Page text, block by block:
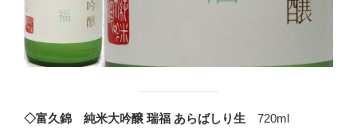
◇富久錦 純米大吟醸 瑞福 あらばしり生 720ml